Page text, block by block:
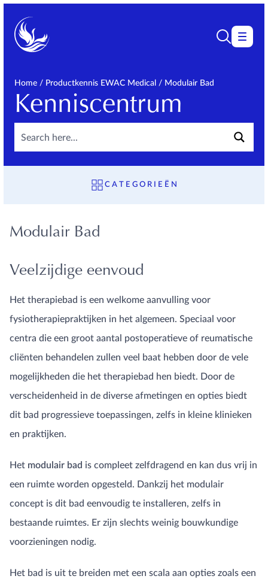
Home / Productkennis EWAC Medical / Modulair Bad
Kenniscentrum
CATEGORIEËN
PATHOLOGIE
OPLEIDINGEN
Beweegbare
zwembadvloer
Brandwondenbad
Drop-in
Onderwaterloopband
Obstakelparcours
Onderwaterfiets
Onderwaterloopband
Vlinderbad
Zwembadaccessoires
Modulair Bad
Veelzijdige eenvoud
Het therapiebad is een welkome aanvulling voor
fysiotherapiepraktijken in het algemeen. Speciaal voor
centra die een groot aantal postoperatieve of reumatische
cliënten behandelen zullen veel baat hebben door de vele
mogelijkheden die het therapiebad hen biedt. Door de
verscheidenheid in de diverse afmetingen en opties biedt
dit bad progressieve toepassingen, zelfs in kleine klinieken
en praktijken.
Het modulair bad is compleet zelfdragend en kan dus vrij in
een ruimte worden opgesteld. Dankzij het modulair
concept is dit bad eenvoudig te installeren, zelfs in
bestaande ruimtes. Er zijn slechts weinig bouwkundige
voorzieningen nodig.
Het bad is uit te breiden met een scala aan opties zoals een